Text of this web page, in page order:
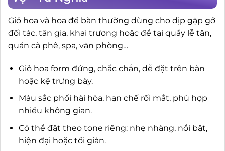
Giỏ hoa và hoa để bàn thường dùng cho dịp gặp gỡ
đối tác, tân gia, khai trương hoặc để tại quầy lễ tân,
quán cà phê, spa, văn phòng…
Giỏ hoa form đứng, chắc chắn, dễ đặt trên bàn
hoặc kệ trưng bày.
Màu sắc phối hài hòa, hạn chế rối mắt, phù hợp
nhiều không gian.
Có thể đặt theo tone riêng: nhẹ nhàng, nổi bật,
hiện đại hoặc tối giản.